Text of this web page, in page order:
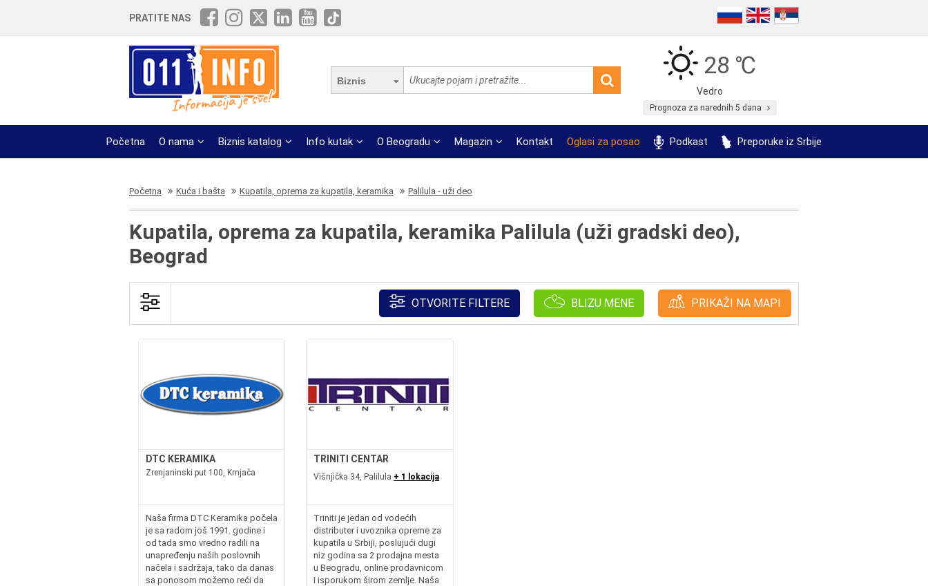
PRATITE NAS
Biznis
28 ℃
Vedro
Prognoza za narednih 5 dana
Početna O nama Biznis katalog Info kutak O Beogradu Magazin Kontakt Oglasi za posao Podkast Preporuke iz Srbije
Početna Kuća i bašta Kupatila, oprema za kupatila, keramika Palilula - uži deo
Kupatila, oprema za kupatila, keramika Palilula (uži gradski deo),
Beograd
OTVORITE FILTERE BLIZU MENE PRIKAŽI NA MAPI
DTC KERAMIKA
Zrenjaninski put 100, Krnjača
Naša firma DTC Keramika počela
je sa radom još 1991. godine i
od tada smo vredno radili na
unapređenju naših poslovnih
načela i sadržaja, tako da danas
sa ponosom možemo reći da
TRINITI CENTAR
Višnjička 34, Palilula + 1 lokacija
Triniti je jedan od vodećih
distributer i uvoznika opreme za
kupatila u Srbiji, poslujući dugi
niz godina sa 2 prodajna mesta
u Beogradu, online prodavnicom
i isporukom širom zemlje. Naša